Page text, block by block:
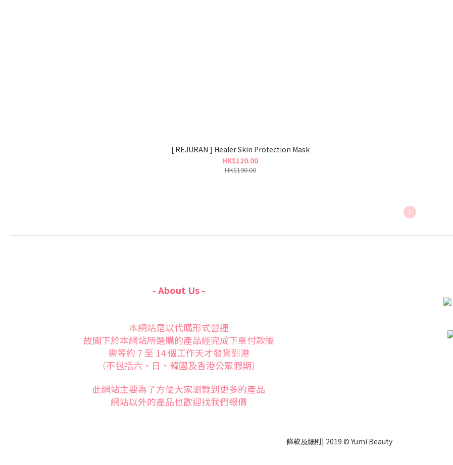
[ REJURAN ] Healer Skin Protection Mask
HK$120.00
HK$198.00
1
- About Us -
本網站是以代購形式營運
故閣下於本網站所選購的產品經完成下單付款後
需等約 7 至 14 個工作天才發貨到港
（不包括六、日、韓國及香港公眾假期）
此網站主要為了方便大家瀏覽到更多的產品
網站以外的產品也歡迎找我們報價
條款及細則| 2019 © Yumi Beauty